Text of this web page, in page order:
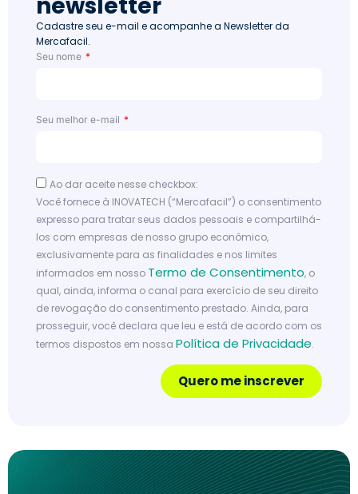
Cadastre seu e-mail e acompanhe a Newsletter da
Mercafacil.
Seu nome
Seu melhor e-mail
Ao dar aceite nesse checkbox:
Você fornece à INOVATECH (“Mercafacil”) o consentimento
expresso para tratar seus dados pessoais e compartilhá-
los com empresas de nosso grupo econômico,
exclusivamente para as finalidades e nos limites
informados em nosso Termo de Consentimento, o
qual, ainda, informa o canal para exercício de seu direito
de revogação do consentimento prestado. Ainda, para
prosseguir, você declara que leu e está de acordo com os
termos dispostos em nossa Política de Privacidade.
Quero me inscrever